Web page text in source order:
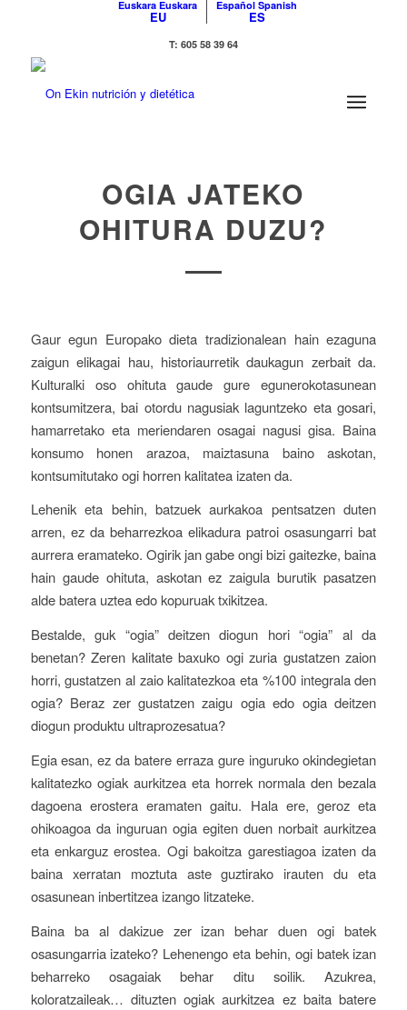
Euskara Euskara
EU
Español Spanish
ES
T: 605 58 39 64
OGIA JATEKO
OHITURA DUZU?
Gaur egun Europako dieta tradizionalean hain ezaguna
zaigun elikagai hau, historiaurretik daukagun zerbait da.
Kulturalki oso ohituta gaude gure egunerokotasunean
kontsumitzera, bai otordu nagusiak laguntzeko eta gosari,
hamarretako eta meriendaren osagai nagusi gisa. Baina
konsumo honen arazoa, maiztasuna baino askotan,
kontsumitutako ogi horren kalitatea izaten da.
Lehenik eta behin, batzuek aurkakoa pentsatzen duten
arren, ez da beharrezkoa elikadura patroi osasungarri bat
aurrera eramateko. Ogirik jan gabe ongi bizi gaitezke, baina
hain gaude ohituta, askotan ez zaigula burutik pasatzen
alde batera uztea edo kopuruak txikitzea.
Bestalde, guk “ogia” deitzen diogun hori “ogia” al da
benetan? Zeren kalitate baxuko ogi zuria gustatzen zaion
horri, gustatzen al zaio kalitatezkoa eta %100 integrala den
ogia? Beraz zer gustatzen zaigu ogia edo ogia deitzen
diogun produktu ultraprozesatua?
Egia esan, ez da batere erraza gure inguruko okindegietan
kalitatezko ogiak aurkitzea eta horrek normala den bezala
dagoena erostera eramaten gaitu. Hala ere, geroz eta
ohikoagoa da inguruan ogia egiten duen norbait aurkitzea
eta enkarguz erostea. Ogi bakoitza garestiagoa izaten da
baina xerratan moztuta aste guztirako irauten du eta
osasunean inbertitzea izango litzateke.
Baina ba al dakizue zer izan behar duen ogi batek
osasungarria izateko? Lehenengo eta behin, ogi batek izan
beharreko osagaiak behar ditu soilik. Azukrea,
koloratzaileak… dituzten ogiak aurkitzea ez baita batere